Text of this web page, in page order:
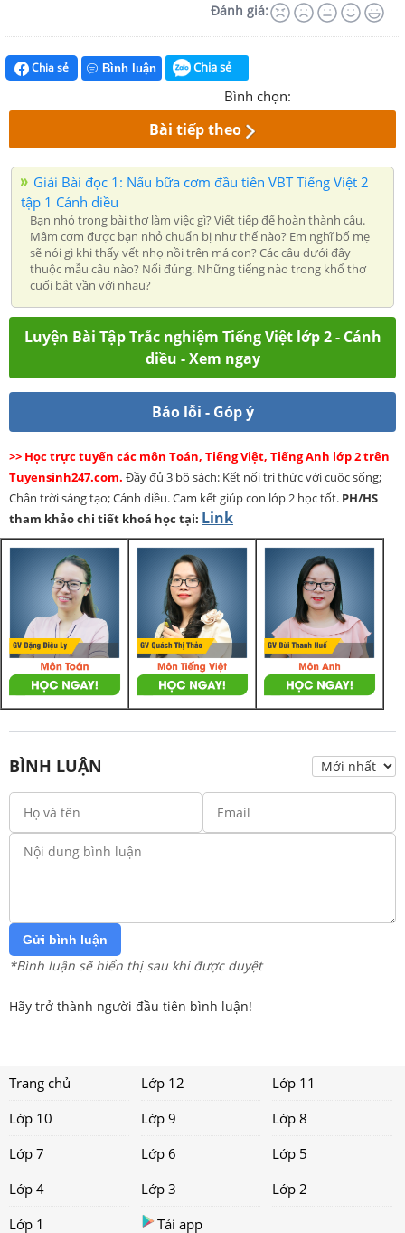
Đánh giá:
Chia sẻ Bình luận Chia sẻ
Bình chọn:
Bài tiếp theo
Giải Bài đọc 1: Nấu bữa cơm đầu tiên VBT Tiếng Việt 2
tập 1 Cánh diều
Bạn nhỏ trong bài thơ làm việc gì? Viết tiếp để hoàn thành câu.
Mâm cơm được bạn nhỏ chuẩn bị như thế nào? Em nghĩ bố mẹ
sẽ nói gì khi thấy vết nhọ nồi trên má con? Các câu dưới đây
thuộc mẫu câu nào? Nối đúng. Những tiếng nào trong khổ thơ
cuối bắt vần với nhau?
Luyện Bài Tập Trắc nghiệm Tiếng Việt lớp 2 - Cánh
diều - Xem ngay
Báo lỗi - Góp ý
>> Học trực tuyến các môn Toán, Tiếng Việt, Tiếng Anh lớp 2 trên
Tuyensinh247.com. Đầy đủ 3 bộ sách: Kết nối tri thức với cuộc sống;
Chân trời sáng tạo; Cánh diều. Cam kết giúp con lớp 2 học tốt. PH/HS
tham khảo chi tiết khoá học tại: Link
BÌNH LUẬN
Gửi bình luận
*Bình luận sẽ hiển thị sau khi được duyệt
Hãy trở thành người đầu tiên bình luận!
Trang chủ Lớp 12
Lớp 11
Lớp 10
Lớp 9
Lớp 8
Lớp 7
Lớp 6
Lớp 5
Lớp 4
Lớp 3
Lớp 2
Lớp 1
Tải app